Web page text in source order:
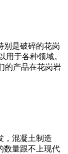
别是破碎的花岗
用于各种领域。
的产品在花岗岩
，混凝土制造
数量跟不上现代